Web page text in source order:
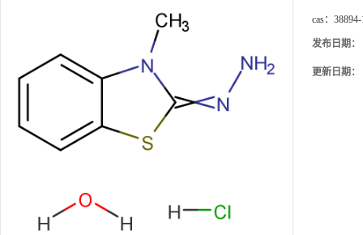
cas：
发布日期：
更新日期：